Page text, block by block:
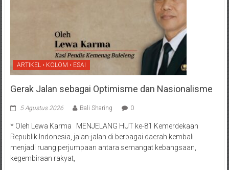
ARTIKEL • KOLOM • ESAI
Gerak Jalan sebagai Optimisme dan Nasionalisme
5 Agustus 2026 Bali Sharing 0
* Oleh Lewa Karma MENJELANG HUT ke-81 Kemerdekaan
Republik Indonesia, jalan-jalan di berbagai daerah kembali
menjadi ruang perjumpaan antara semangat kebangsaan,
kegembiraan rakyat,